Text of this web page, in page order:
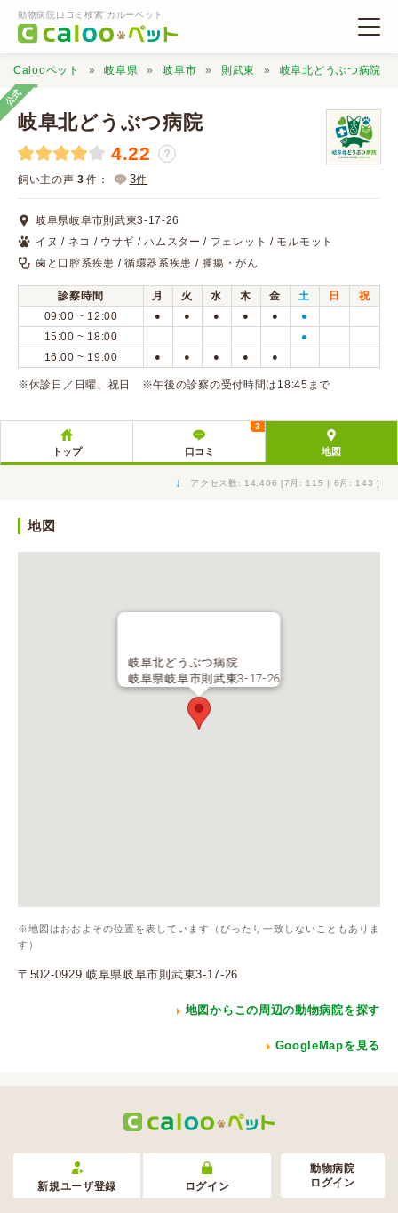
動物病院口コミ検索 カルーペット
動物病院検索
口コミ検索
Calooペットとは？
口コミ投稿
Calooペット 岐阜県 岐阜市 則武東 岐阜北どうぶつ病院
公式
岐阜北どうぶつ病院
4.22 ？
飼い主の声 3 件： 3件
岐阜県岐阜市則武東3-17-26
イヌ / ネコ / ウサギ / ハムスター / フェレット / モルモット
歯と口腔系疾患 / 循環器系疾患 / 腫瘍・がん
診察時間 月 火 水 木 金 土 日
祝
09:00 ~ 12:00
● ● ● ● ● ●
15:00 ~ 18:00 ●
16:00 ~ 19:00 ● ● ● ● ●
※休診日／日曜、祝日 ※午後の診察の受付時間は18:45まで
トップ 口コミ
3
地図
↓ アクセス数: 14,406 [7月: 115 | 6月: 143 ]
地図
岐阜北どうぶつ病院
岐阜県岐阜市則武東3-17-26
※地図はおおよその位置を表しています（ぴったり一致しないこともありま
す）
〒502-0929 岐阜県岐阜市則武東3-17-26
地図からこの周辺の動物病院を探す
GoogleMapを見る
新規ユーザ登録 ログイン
動物病院
ログイン